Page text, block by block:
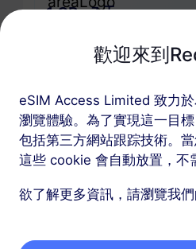
1 GB
7 天
1 GB
30 天
USD 2.30
歐洲（37個國家）
歡迎來到
eSIM Access Limited 致力
瀏覽體驗。為了實現這一目
包括第三方網站跟踪技術。
這些 cookie 會自動放置，不
欲了解更多資訊，請瀏覽我